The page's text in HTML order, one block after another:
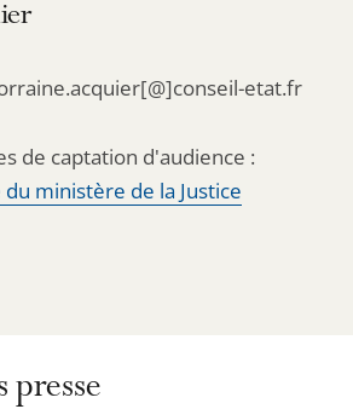
etat.fr
de captation d'audience :
ministère de la Justice
presse